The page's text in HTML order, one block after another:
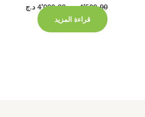
4٬500٫00 د.ج 4٬000٫00 د.ج
قراءة المزيد